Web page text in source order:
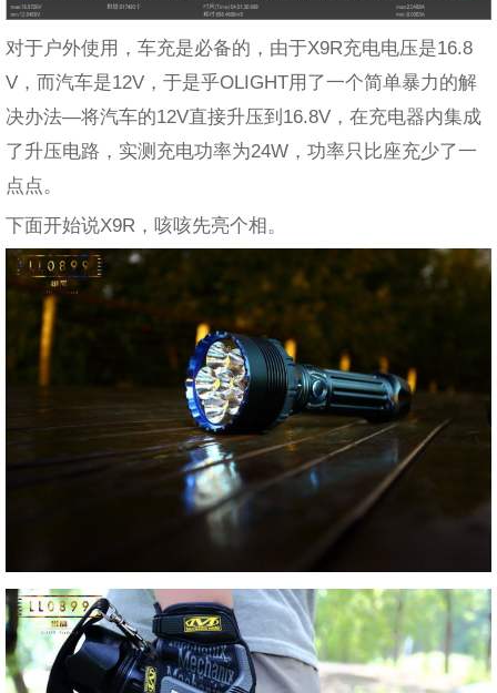
对于户外使用，车充是必备的，由于X9R充电电压是16.8
V，而汽车是12V，于是乎OLIGHT用了一个简单暴力的解
决办法—将汽车的12V直接升压到16.8V，在充电器内集成
了升压电路，实测充电功率为24W，功率只比座充少了一
点点。
下面开始说X9R，咳咳先亮个相。